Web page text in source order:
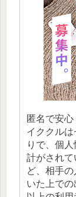
匿名で安
イククル
りで、個
計がされ
ど、相手
いた上で